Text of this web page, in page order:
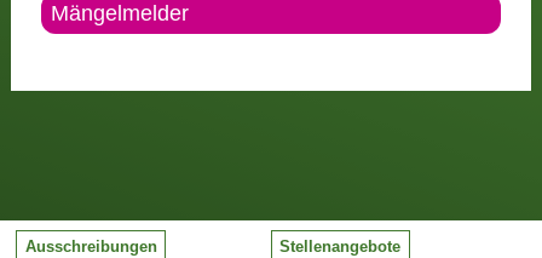
Mängelmelder
Ausschreibungen Stellenangebote